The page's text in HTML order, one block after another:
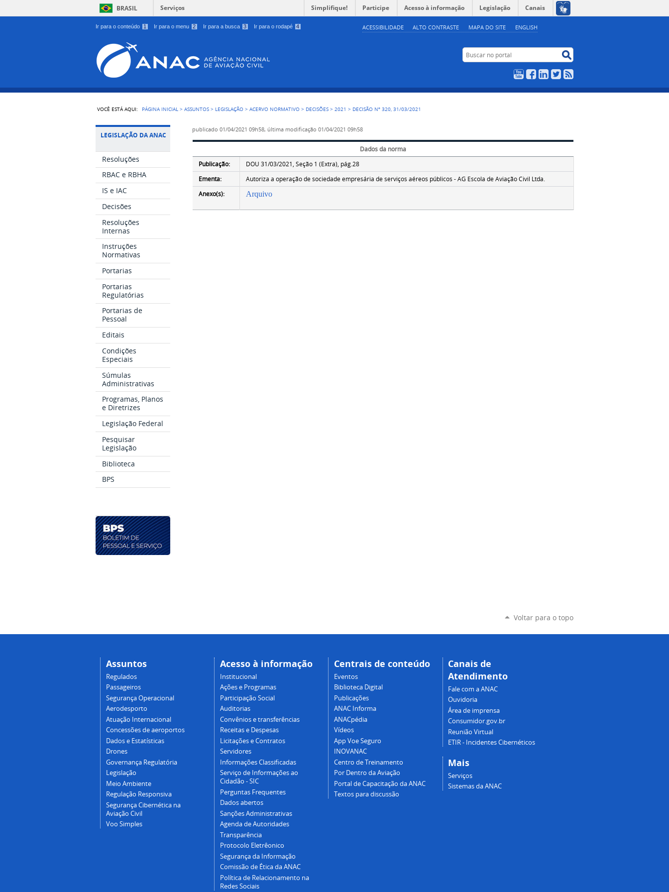
Ir para o conteúdo 1 Ir para o menu 2 Ir para a busca 3 Ir para o rodapé 4 ACESSIBILIDADE ALTO CONTRASTE MAPA DO SITE ENGLISH
BRASIL Serviços Simplifique! Participe Acesso à informação Legislação Canais
Buscar no portal
YouTubeFacebookLinkedIn
Twitter
VOCÊ ESTÁ AQUI: PÁGINA INICIAL >ASSUNTOS > LEGISLAÇÃO >ACERVO NORMATIVO > DECISÕES >2021 > DECISÃO Nº 320, 31/03/2021
LEGISLAÇÃO DA ANAC
Resoluções
RBAC e RBHA
IS e IAC
Decisões
Resoluções
Internas
Instruções
Normativas
Portarias
Portarias
Regulatórias
Portarias de
Pessoal
Editais
Condições
Especiais
Súmulas
Administrativas
Programas, Planos
e Diretrizes
Legislação Federal
Pesquisar
Legislação
Biblioteca
BPS
publicado 01/04/2021 09h58, última modificação 01/04/2021 09h58
Dados da norma
Publicação:
DOU 31/03/2021, Seção 1 (Extra), pág.28
Ementa:
Autoriza a operação de sociedade empresária de serviços aéreos públicos - AG Escola de Aviação Civil Ltda.
Anexo(s):
Arquivo
Voltar para o topo
Assuntos
Regulados
Passageiros
Segurança Operacional
Aerodesporto
Atuação Internacional
Concessões de aeroportos
Dados e Estatísticas
Drones
Governança Regulatória
Legislação
Meio Ambiente
Regulação Responsiva
Segurança Cibernética na
Aviação Civil
Voo Simples
Acesso à informação
Institucional
Ações e Programas
Participação Social
Auditorias
Convênios e transferências
Receitas e Despesas
Licitações e Contratos
Servidores
Informações Classificadas
Serviço de Informações ao
Cidadão - SIC
Perguntas Frequentes
Dados abertos
Sanções Administrativas
Agenda de Autoridades
Transparência
Protocolo Eletrêonico
Segurança da Informação
Comissão de Ética da ANAC
Política de Relacionamento na
Redes Sociais
Centrais de conteúdo
Eventos
Biblioteca Digital
Publicações
ANAC Informa
ANACpédia
Vídeos
App Voe Seguro
INOVANAC
Centro de Treinamento
Por Dentro da Aviação
Portal de Capacitação da ANAC
Textos para discussão
Canais de
Atendimento
Fale com a ANAC
Ouvidoria
Área de imprensa
Consumidor.gov.br
Reunião Virtual
ETIR - Incidentes Cibernéticos
Mais
Serviços
Sistemas da ANAC